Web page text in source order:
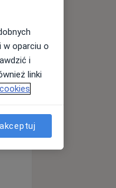
Wt,
11 Sie
w oparciu o
i
linki